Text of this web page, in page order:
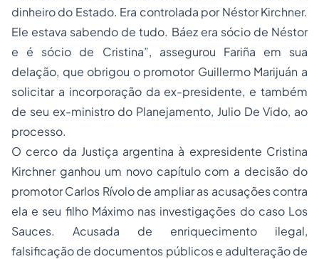
dinheiro do Estado. Era controlada por Néstor Kirchner.
Ele estava sabendo de tudo. Báez era sócio de Néstor
e é sócio de Cristina”, assegurou Fariña em sua
delação, que obrigou o promotor Guillermo Marijuán a
solicitar a incorporação da ex-presidente, e também
de seu ex-ministro do Planejamento, Julio De Vido, ao
processo.
O cerco da Justiça argentina à expresidente Cristina
Kirchner ganhou um novo capítulo com a decisão do
promotor Carlos Rívolo de ampliar as acusações contra
ela e seu filho Máximo nas investigações do caso Los
Sauces. Acusada de enriquecimento ilegal,
falsificação de documentos públicos e adulteração de